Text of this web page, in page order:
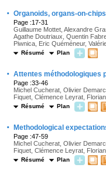
· Organoids, organs-on-
Page :17-31
Guillaume Mottet, Alexandre
Agathe Doutriaux, Quentin
Piwnica, Eric Quéméneur,
Résumé Plan
· Attentes méthodologiques
Page :33-46
Michel Cucherat, Olivier
Fiquet, Clémence Leyrat,
Résumé Plan
· Methodological
Page :47-59
Michel Cucherat, Olivier
Fiquet, Clémence Leyrat,
Résumé Plan